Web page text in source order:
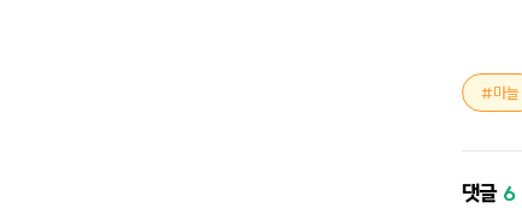
마늘
댓글 6